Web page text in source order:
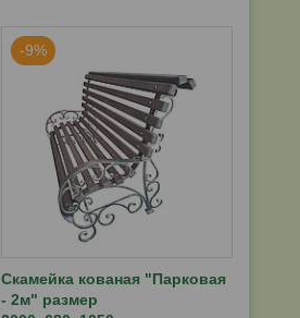
-9%
Скамейка кованая "Парковая
- 2м" размер